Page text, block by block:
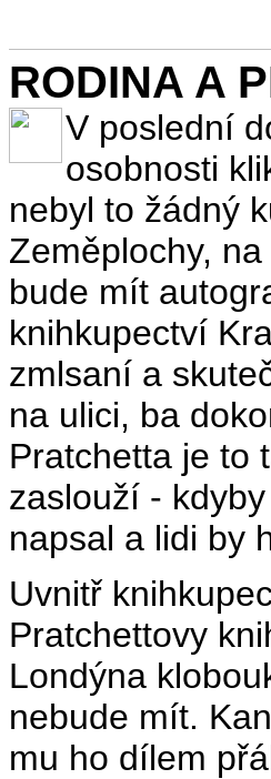
RODINA A
V poslední
osobnosti
nebyl to žádný
Zeměplochy,
bude mít
knihkupectví
zmlsaní a
na ulici, ba
Pratchetta je to
zaslouží -
napsal a lidi by
Uvnitř
Pratchettovy
Londýna
nebude mít.
mu ho dílem